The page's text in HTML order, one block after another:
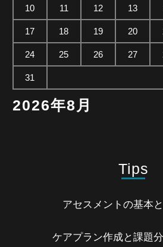
2026年8月
10 11 12 13
17 18 19 20
24 25 26 27
31
Tips
アセスメントの基本
ケアプラン作成と課題